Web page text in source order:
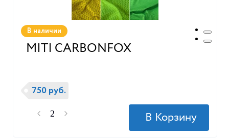
В наличии
MITI CARBONFOX
750 руб.